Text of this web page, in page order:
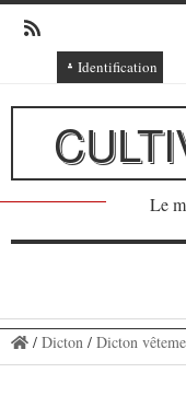
Identification
Connexion via
Ajout texte ou
Le
/ Dicton/ Dicton